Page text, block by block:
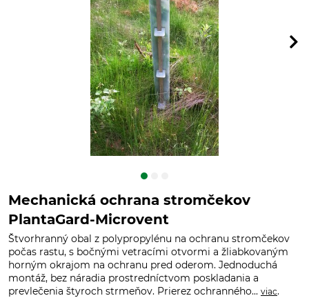
Mechanická ochrana stromčekov
PlantaGard-Microvent
Štvorhranný obal z polypropylénu na ochranu stromčekov
počas rastu, s bočnými vetracími otvormi a žliabkovaným
horným okrajom na ochranu pred oderom. Jednoduchá
montáž, bez náradia prostredníctvom poskladania a
prevlečenia štyroch strmeňov. Prierez ochranného... viac.